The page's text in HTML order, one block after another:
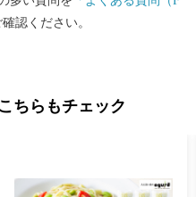
認ください。
ちらもチェック